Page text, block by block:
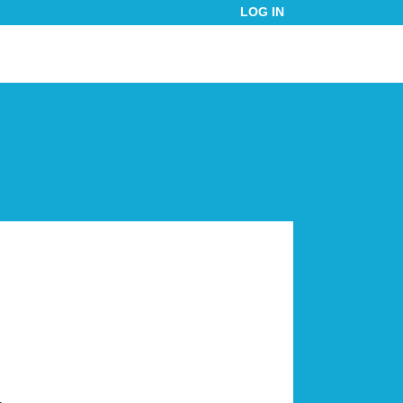
LOG IN